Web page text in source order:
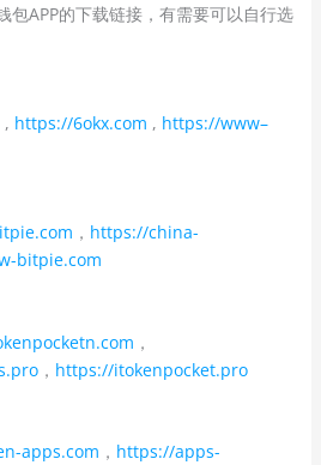
包APP的下载链接，有需要可以自行选
, https://6okx.com , https://www–
， https://china-
bitpie.com
，
， https://itokenpocket.pro
apps.com ， https://apps-